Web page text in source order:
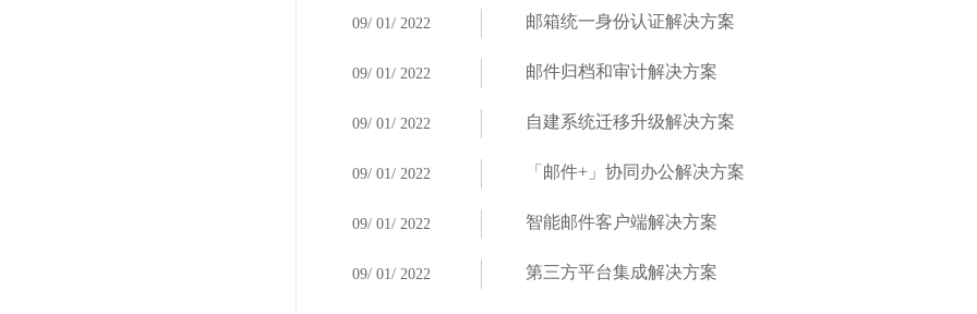
09/ 01/ 2022 邮箱统一身份认证解决方案
09/ 01/ 2022 邮件归档和审计解决方案
09/ 01/ 2022 自建系统迁移升级解决方案
09/ 01/ 2022 「邮件+」协同办公解决方案
09/ 01/ 2022 智能邮件客户端解决方案
09/ 01/ 2022 第三方平台集成解决方案